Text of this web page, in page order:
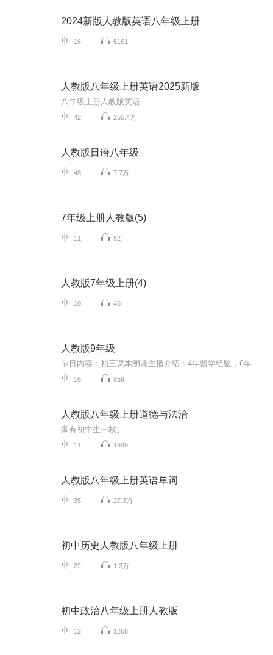
2024新版人教版英语八年级上册
16 5161
人教版八年级上册英语2025新版
八年级上册人教版英语
42 255.4万
人教版日语八年级
48 7.7万
7年级上册人教版(5)
11 52
人教版7年级上册(4)
10 46
人教版9年级
16 859
人教版八年级上册道德与法治
家有初中生一枚。
11 1349
人教版八年级上册英语单词
35 27.3万
初中历史人教版八年级上册
22 1.3万
初中政治八年级上册人教版
12 1268